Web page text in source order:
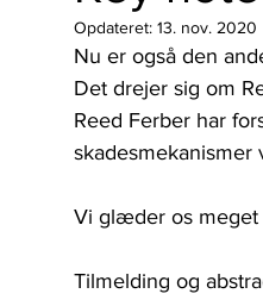
Opdateret: 13. nov. 2020
Nu er også den
Det drejer sig om
Reed Ferber har
Vi glæder os meget
Tilmelding og